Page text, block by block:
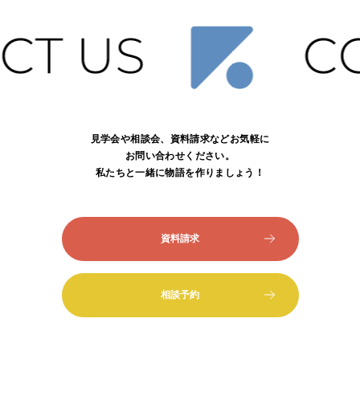
見学会や相談会、資料請求などお気軽に
お問い合わせください。
私たちと一緒に物語を作りましょう！
資料請求
相談予約